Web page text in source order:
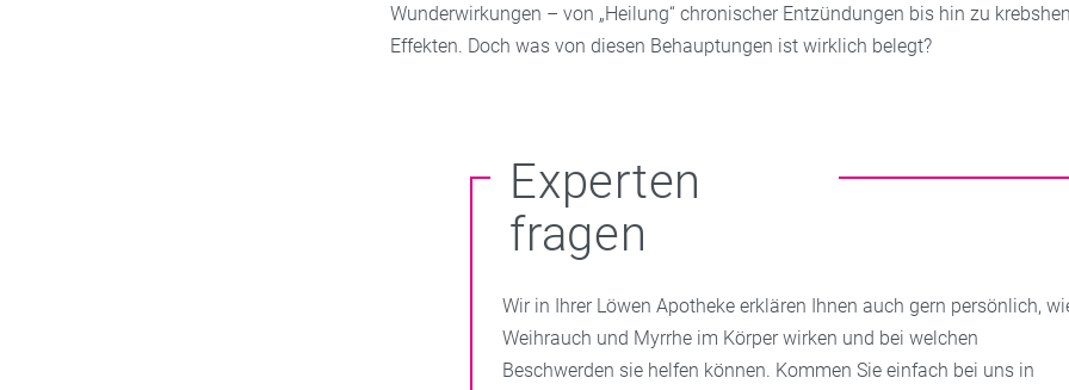
Wunderwirkungen – von „Heilung“ chronischer Entzündungen bis hin zu
Effekten. Doch was von diesen Behauptungen ist wirklich belegt?
Experten
fragen
Wir in Ihrer Löwen Apotheke erklären Ihnen auch gern persönlich,
Weihrauch und Myrrhe im Körper wirken und bei welchen
Beschwerden sie helfen können. Kommen Sie einfach bei uns in